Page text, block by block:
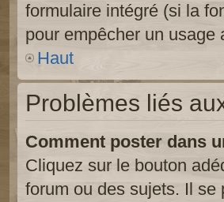
formulaire intégré (si la
pour empêcher un
Haut
Problèmes liés
Comment poster dans
Cliquez sur le bouton
forum ou des sujets. Il se